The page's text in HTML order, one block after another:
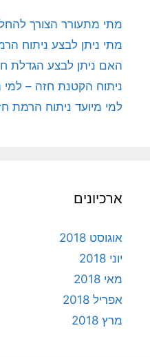
מתי מתעורר הצורך
מתי ניתן לבצע ניתוח
האם ניתן לבצע הגדלת
ניתוח הקטנת חזה –
למי מיועד ניתוח הרמת
ארכיונים
אוגוסט 2018
יוני 2018
מאי 2018
אפריל 2018
מרץ 2018